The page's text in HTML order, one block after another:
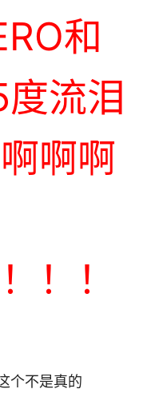
和
流泪
啊啊
！！
个不是真的